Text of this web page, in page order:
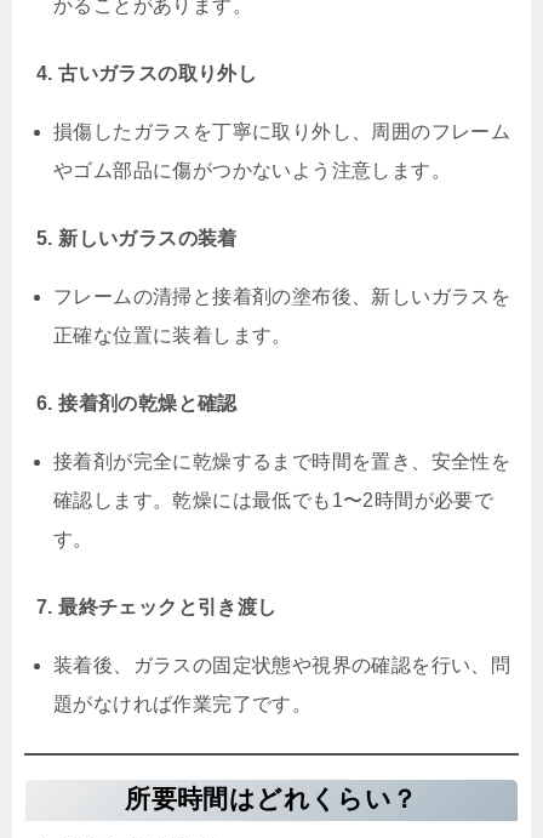
かることがあります。
4. 古いガラスの取り外し
損傷したガラスを丁寧に取り外し、周囲のフレーム
やゴム部品に傷がつかないよう注意します。
5. 新しいガラスの装着
フレームの清掃と接着剤の塗布後、新しいガラスを
正確な位置に装着します。
6. 接着剤の乾燥と確認
接着剤が完全に乾燥するまで時間を置き、安全性を
確認します。乾燥には最低でも1〜2時間が必要で
す。
7. 最終チェックと引き渡し
装着後、ガラスの固定状態や視界の確認を行い、問
題がなければ作業完了です。
所要時間はどれくらい？